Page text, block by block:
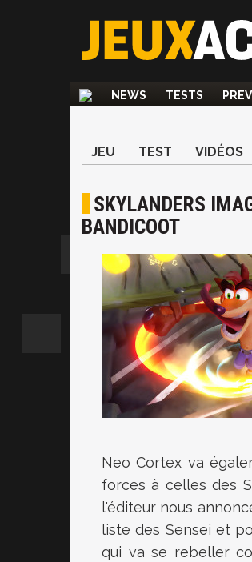
NEWS TESTS
JEU TEST VIDÉOS
SKYLANDERS
BANDICOOT
Neo Cortex va
forces à celles des
l'éditeur nous
liste des Sensei et
qui va se rebeller